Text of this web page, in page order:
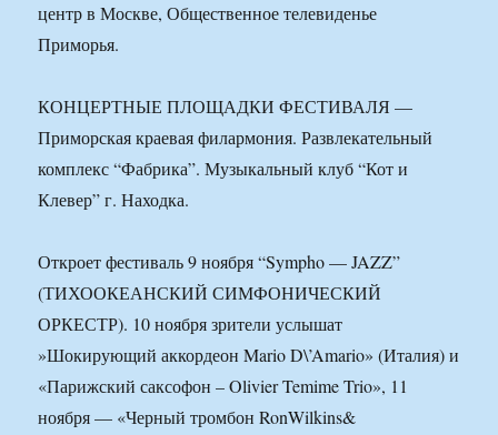
центр в Москве, Общественное телевиденье
Приморья.
КОНЦЕРТНЫЕ ПЛОЩАДКИ ФЕСТИВАЛЯ —
Приморская краевая филармония. Развлекательный
комплекс “Фабрика”. Музыкальный клуб “Кот и
Клевер” г. Находка.
Откроет фестиваль 9 ноября “Sympho — JAZZ”
(ТИХООКЕАНСКИЙ СИМФОНИЧЕСКИЙ
ОРКЕСТР). 10 ноября зрители услышат
»Шокирующий аккордеон Mario D\’Amario» (Италия) и
«Парижский саксофон – Olivier Temime Trio», 11
ноября — «Черный тромбон RonWilkins&